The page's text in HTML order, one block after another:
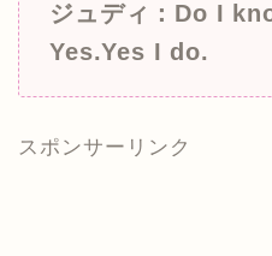
ジュディ：Do I
Yes.Yes I do.
スポンサーリンク